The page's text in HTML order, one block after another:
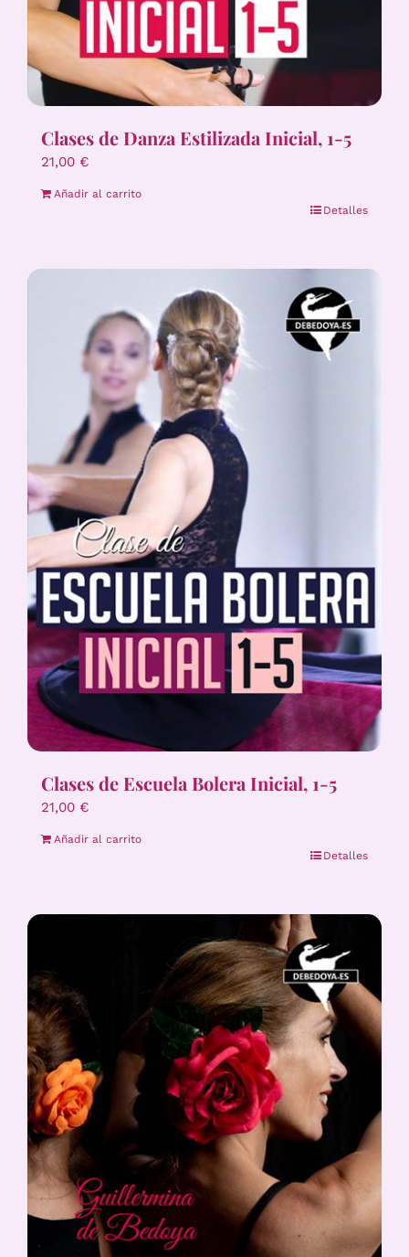
Clases de Danza Estilizada Inicial, 1-5
21,00 €
Añadir al carrito
Detalles
Clases de Escuela Bolera Inicial, 1-5
21,00 €
Añadir al carrito
Detalles